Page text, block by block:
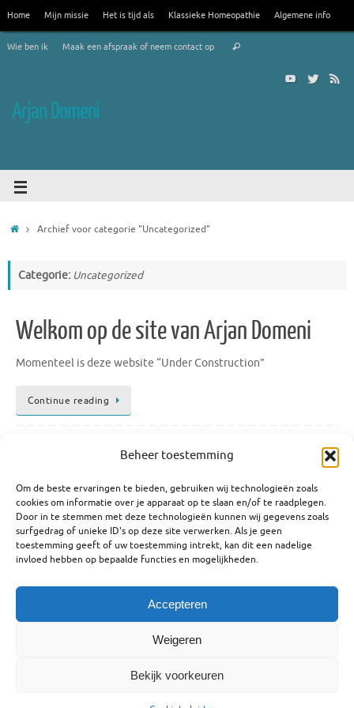
Beheer toestemming
Om de beste ervaringen te bieden, gebruiken wij technologieën zoals
cookies om informatie over je apparaat op te slaan en/of te raadplegen.
Door in te stemmen met deze technologieën kunnen wij gegevens zoals
surfgedrag of unieke ID's op deze site verwerken. Als je geen
toestemming geeft of uw toestemming intrekt, kan dit een nadelige
invloed hebben op bepaalde functies en mogelijkheden.
Accepteren
Weigeren
Bekijk voorkeuren
Home Mijn missie Het is tijd als Klassieke Homeopathie Algemene info
Wie ben ik Maak een afspraak of neem contact op
Arjan Domeni
Archief voor categorie "Uncategorized"
Categorie: Uncategorized
Welkom op de site van Arjan Domeni
Momenteel is deze website “Under Construction”
Continue reading
Like mijn facebook voor het laatste nieuws
Uncategorized(1)
This text can be changed from the Miscellaneous section of the settings page.